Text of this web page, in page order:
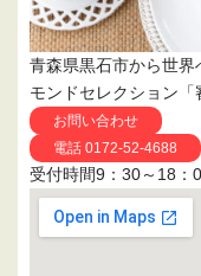
青森県黒石市から世界
モンドセレクション「
お問い合わせ
電話 0172-52-4688
受付時間9：30～18：